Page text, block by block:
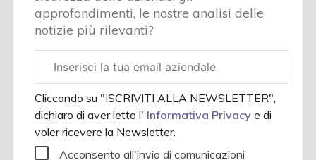
approfondimenti, le nostre analisi delle
notizie più rilevanti?
aziendale
Cliccando su "ISCRIVITI ALLA NEWSLETTER",
dichiaro di aver letto l' Informativa Privacye di
voler ricevere la Newsletter.
Acconsento all'invio di comunicazioni